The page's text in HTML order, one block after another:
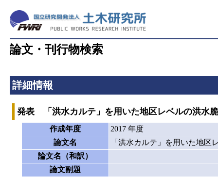
論文・刊行物検索
詳細情報
発表 「洪水カルテ」を用いた地区レベルの洪水
作成年度
2017 年度
論文名
「洪水カルテ」を用いた地区
論文名（和訳）
論文副題